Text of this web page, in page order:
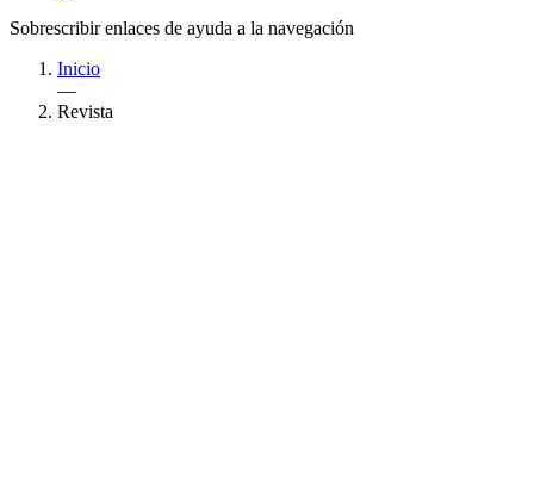
Sobrescribir enlaces de ayuda a la navegación
Inicio
—
Revista